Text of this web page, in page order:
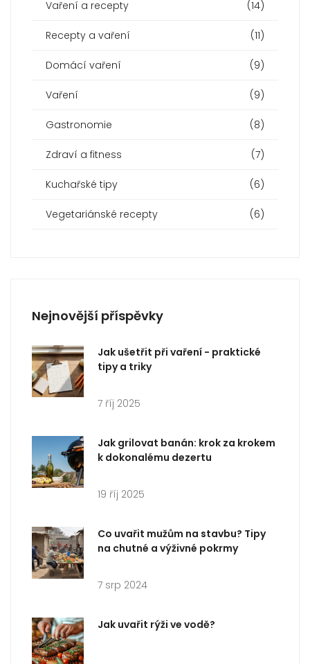
Vaření a recepty (14)
Recepty a vaření (11)
Domácí vaření (9)
Vaření (9)
Gastronomie (8)
Zdraví a fitness (7)
Kuchařské tipy (6)
Vegetariánské recepty (6)
Nejnovější příspěvky
Jak ušetřit při vaření - praktické
tipy a triky
7 říj 2025
Jak grilovat banán: krok za krokem
k dokonalému dezertu
19 říj 2025
Co uvařit mužům na stavbu? Tipy
na chutné a výživné pokrmy
7 srp 2024
Jak uvařit rýži ve vodě?